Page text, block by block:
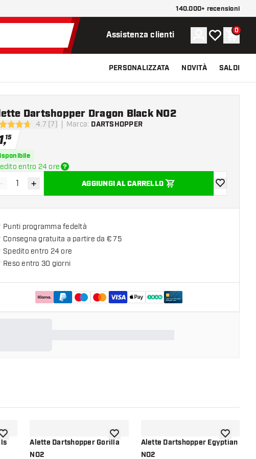
140.000+ recensioni
Assistenza clienti Account
La mia lista
0
PERSONALIZZATA NOVITÀ SALDI
stelle di valutazione
4.7 (7) Marca: DARTSHOPPER
Dartshopper Dragon Black NO2
,15
entro 24 ore
Diminuisci quantità
- Aumenta quantità
+ AGGIUNGI AL CARRELLO
aggiungi
Punti programma fedeltà
Consegna gratuita a partire da € 75
Spedito entro 24 ore
Reso entro 30 giorni
alla lista dei desideri
Alette Dartshopper Gorilla
NO2
aggiungi alla lista dei desideri
Alette Dartshopper Egyptian
NO2
aggiungi